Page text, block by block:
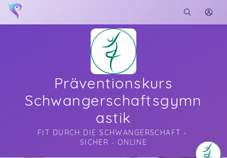
Präventionskurs
Schwangerschaftsgymn
astik
FIT DURCH DIE SCHWANGERSCHAFT -
SICHER - ONLINE